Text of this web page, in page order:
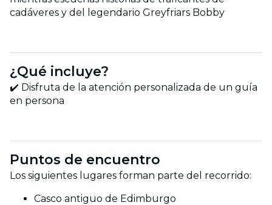
cadáveres y del legendario Greyfriars Bobby
¿Qué incluye?
✔️ Disfruta de la atención personalizada de un guía
en persona
Puntos de encuentro
Los siguientes lugares forman parte del recorrido:
Casco antiguo de Edimburgo